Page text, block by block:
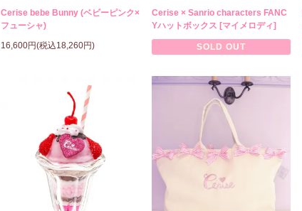
Cerise bebe Bunny (ベビーピンク×
フューシャ)
16,600円(税込18,260円)
Cerise × Sanrio characters FANC
Yハットボックス [マイメロディ]
SOLD OUT